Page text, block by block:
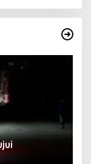
Komando